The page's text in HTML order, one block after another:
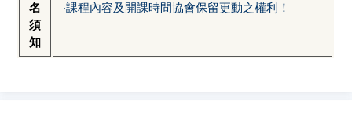
名
須
知
‧課程內容及開課時間協會保留更動之權利！